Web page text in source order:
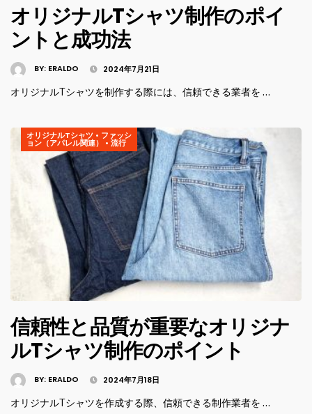
オリジナルTシャツ制作のポイ
ントと成功法
BY: ERALDO 2024年7月21日
オリジナルTシャツを制作する際には、信頼できる業者を …
オリジナルTシャツ • ファッシ
ョン（アパレル関連） • 流行
信頼性と品質が重要なオリジナ
ルTシャツ制作のポイント
BY: ERALDO 2024年7月18日
オリジナルTシャツを作成する際、信頼できる制作業者を …